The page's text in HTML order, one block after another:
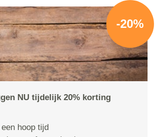
-20%
NU tijdelijk 20% korting
hoop tijd